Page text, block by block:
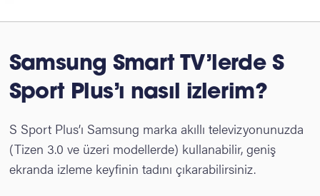
Samsung Smart TV’lerde S
Sport Plus’ı nasıl izlerim?
S Sport Plus’ı Samsung marka akıllı televizyonunuzda
(Tizen 3.0 ve üzeri modellerde) kullanabilir, geniş
ekranda izleme keyfinin tadını çıkarabilirsiniz.